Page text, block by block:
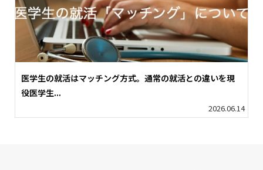
医学生の就活はマッチング方式。通常の就活との違いを現
役医学生...
2026.06.14